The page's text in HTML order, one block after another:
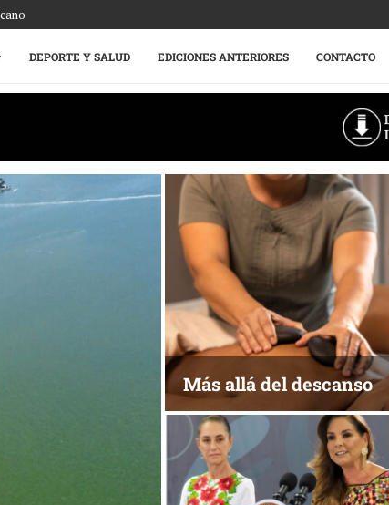
DEPORTE Y SALUD EDICIONES ANTERIORES CONTACTO
Más allá del descanso